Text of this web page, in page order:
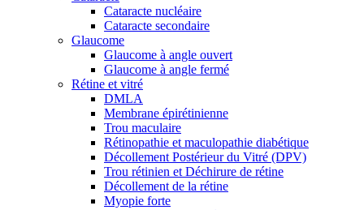
Cataracte nucléaire
Cataracte secondaire
Glaucome
Glaucome à angle ouvert
Glaucome à angle fermé
Rétine et vitré
DMLA
Membrane épirétinienne
Trou maculaire
Rétinopathie et maculopathie diabétique
Décollement Postérieur du Vitré (DPV)
Trou rétinien et Déchirure de rétine
Décollement de la rétine
Myopie forte